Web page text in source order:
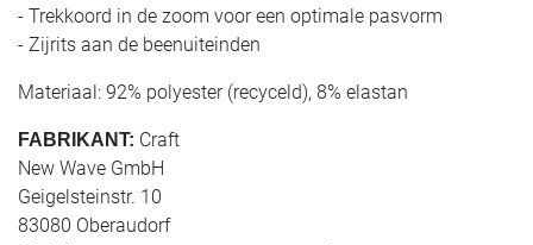
- Trekkoord in de zoom voor een optimale pasvorm
- Zijrits aan de beenuiteinden
Materiaal: 92% polyester (recyceld), 8% elastan
FABRIKANT: Craft
New Wave GmbH
Geigelsteinstr. 10
83080 Oberaudorf